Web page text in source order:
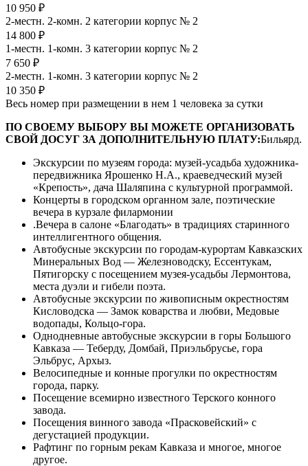
10 950 ₽
2-местн. 2-комн. 2 категории корпус № 2
14 800 ₽
1-местн. 1-комн. 3 категории корпус № 2
7 650 ₽
2-местн. 1-комн. 3 категории корпус № 2
10 350 ₽
Весь номер при размещении в нем 1 человека за сутки
ПО СВОЕМУ ВЫБОРУ ВЫ МОЖЕТЕ ОРГАНИЗОВАТЬ
СВОЙ ДОСУГ ЗА ДОПОЛНИТЕЛЬНУЮ ПЛАТУ:Бильярд.
Экскурсии по музеям города: музей-усадьба художника-
передвижника Ярошенко Н.А., краеведческий музей
«Крепость», дача Шаляпина с культурной программой.
Концерты в городском органном зале, поэтические
вечера в курзале филармонии
.Вечера в салоне «Благодать» в традициях старинного
интеллигентного общения.
Автобусные экскурсии по городам-курортам Кавказских
Минеральных Вод — Железноводску, Ессентукам,
Пятигорску с посещением музея-усадьбы Лермонтова,
места дуэли и гибели поэта.
Автобусные экскурсии по живописным окрестностям
Кисловодска — Замок коварства и любви, Медовые
водопады, Кольцо-гора.
Однодневные автобусные экскурсии в горы Большого
Кавказа — Теберду, Домбай, Приэльбрусье, гора
Эльбрус, Архыз.
Велосипедные и конные прогулки по окрестностям
города, парку.
Посещение всемирно известного Терского конного
завода.
Посещения винного завода «Прасковейский» с
дегустацией продукции.
Рафтинг по горным рекам Кавказа и многое, многое
другое.